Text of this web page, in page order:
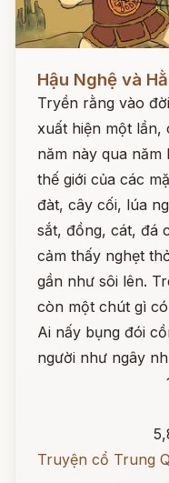
Hậu Nghệ và
Tryền rằng vào
xuất hiện một lần,
năm này qua
thế giới của các
đàt, cây cối, lúa
sắt, đồng, cát, đá
cảm thấy nghẹt
gần như sôi lên.
còn một chút gì
Ai nấy bụng đói
người như ngây
Truyện cổ Trung